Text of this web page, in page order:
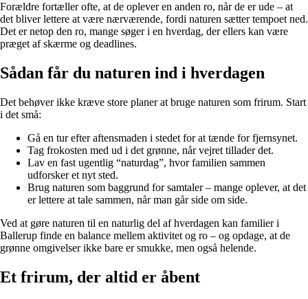
Forældre fortæller ofte, at de oplever en anden ro, når de er ude – at
det bliver lettere at være nærværende, fordi naturen sætter tempoet ned.
Det er netop den ro, mange søger i en hverdag, der ellers kan være
præget af skærme og deadlines.
Sådan får du naturen ind i hverdagen
Det behøver ikke kræve store planer at bruge naturen som frirum. Start
i det små:
Gå en tur efter aftensmaden i stedet for at tænde for fjernsynet.
Tag frokosten med ud i det grønne, når vejret tillader det.
Lav en fast ugentlig “naturdag”, hvor familien sammen
udforsker et nyt sted.
Brug naturen som baggrund for samtaler – mange oplever, at det
er lettere at tale sammen, når man går side om side.
Ved at gøre naturen til en naturlig del af hverdagen kan familier i
Ballerup finde en balance mellem aktivitet og ro – og opdage, at de
grønne omgivelser ikke bare er smukke, men også helende.
Et frirum, der altid er åbent